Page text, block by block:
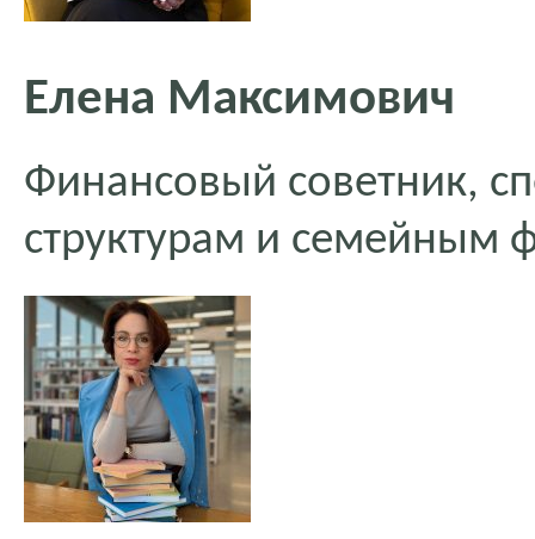
Елена Максимович
Финансовый советник,
структурам и семейным